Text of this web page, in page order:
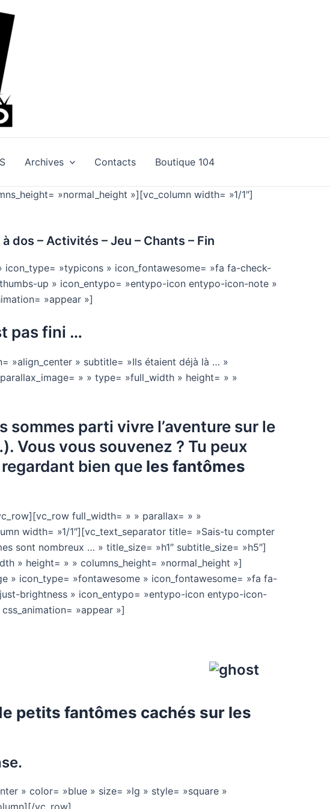
Archives Contacts Boutique 104
»normal_height »][vc_column width= »1/1″]
dos – Activités – Jeu – Chants – Fin
icon_type= »typicons » icon_fontawesome= »fa fa-check-
up » icon_entypo= »entypo-icon entypo-icon-note »
»appear »]
pas fini …
»align_center » subtitle= »Ils étaient déjà là … »
» » type= »full_width » height= » »
sommes parti vivre l’aventure sur le
Vous vous souvenez ? Tu peux
bien que les fantômes
full_width= » » parallax= » »
width= »1/1″][vc_text_separator title= »Sais-tu compter
sont nombreux … » title_size= »h1″ subtitle_size= »h5″]
» height= » » columns_height= »normal_height »]
» icon_type= »fontawesome » icon_fontawesome= »fa fa-
brightness » icon_entypo= »entypo-icon entypo-icon-
»appear »]
petits fantômes cachés sur les
» color= »blue » size= »lg » style= »square »